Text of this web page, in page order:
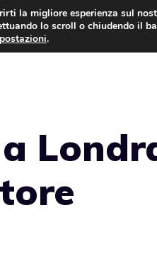
la migliore esperienza sul
lo scroll o chiudendo il
.